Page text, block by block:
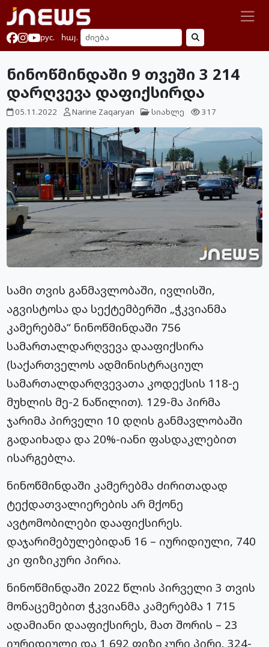
рус. հայ.
ნინოწმინდაში 9 თვეში 3 214
დარღვევა დაფიქსირდა
05.11.2022 Narine Zaqaryan სიახლე 317
სამი თვის განმავლობაში, ივლისში,
აგვისტოსა და სექტემბერში „ჭკვიანმა
კამერებმა“ ნინოწმინდაში 756
სამართალდარღვევა დააფიქსირა
(საქართველოს ადმინისტრაციულ
სამართალდარღვევათა კოდექსის 118-ე
მუხლის მე-2 ნაწილით). 129-მა პირმა
ჯარიმა პირველი 10 დღის განმავლობაში
გადაიხადა და 20%-იანი ფასდაკლებით
ისარგებლა.
ნინოწმინდაში კამერებმა ძირითადად
ტექდათვალიერების არ მქონე
ავტომობილები დააფიქსირეს.
დაჯარიმებულებიდან 16 – იურიდიული, 740
კი ფიზიკური პირია.
ნინოწმინდაში 2022 წლის პირველი 3 თვის
მონაცემებით ჭკვიანმა კამერებმა 1 715
ადამიანი დააფიქსირეს, მათ შორის – 23
იურიდიული და 1 692 ფიზიკური პირი. 324-